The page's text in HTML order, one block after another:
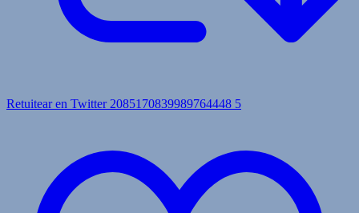
Retuitear en Twitter 2085170839989764448 5